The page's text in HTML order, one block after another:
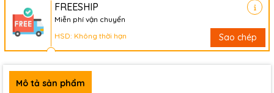
FREESHIP
Miễn phí vận chuyển
HSD: Không thời hạn
Sao chép
Mô tả sản phẩm